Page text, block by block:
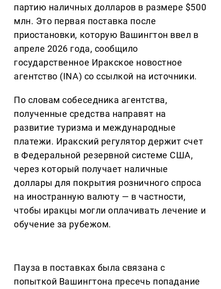
партию наличных долларов в размере $500
млн. Это первая поставка после
приостановки, которую Вашингтон ввел в
апреле 2026 года, сообщило
государственное Иракское новостное
агентство (INA) со ссылкой на источники.
По словам собеседника агентства,
полученные средства направят на
развитие туризма и международные
платежи. Иракский регулятор держит счет
в Федеральной резервной системе США,
через который получает наличные
доллары для покрытия розничного спроса
на иностранную валюту — в частности,
чтобы иракцы могли оплачивать лечение и
обучение за рубежом.
Пауза в поставках была связана с
попыткой Вашингтона пресечь попадание